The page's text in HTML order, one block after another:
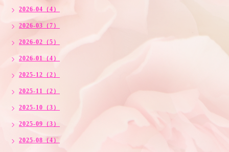
2026-04（4）
2026-03（7）
2026-02（5）
2026-01（4）
2025-12（2）
2025-11（2）
2025-10（3）
2025-09（3）
2025-08（4）